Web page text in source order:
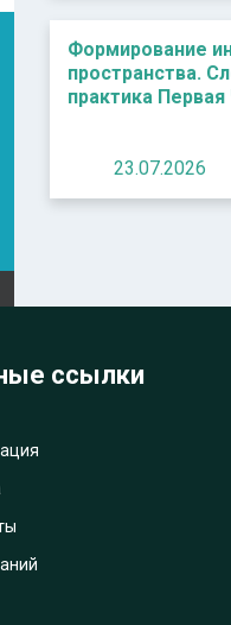
Формирование
пространства.
практика Первая
23.07.2026
ссылки